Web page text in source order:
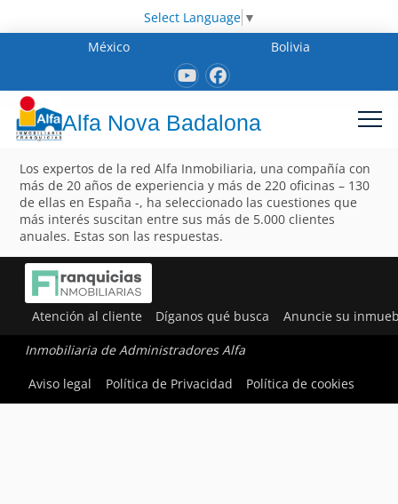
Select Language ▼
México
Bolivia
Alfa Nova Badalona
Los expertos de la red Alfa Inmobiliaria, una compañía con
más de 20 años de experiencia y más de 220 oficinas – 130
de ellas en España -, ha seleccionado las cuestiones que
más interés suscitan entre sus más de 5.000 clientes
anuales. Estas son las respuestas.
Atención al cliente Díganos qué busca Anuncie su
Inmobiliaria de Administradores Alfa
Aviso legal
Política de Privacidad Política de cookies